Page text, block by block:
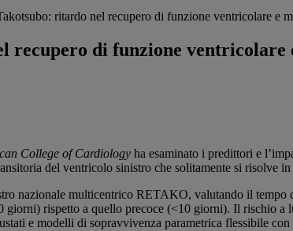
ritardo nel recupero di funzione ventricolare e
recupero di funzione
College of Cardiology ha esaminato i predittori e
del ventricolo sinistro che solitamente si risolve
nazionale multicentrico RETAKO, valutando il
rispetto a quello precoce (<10 giorni). Il rischio
e modelli di sopravvivenza parametrica flessibile